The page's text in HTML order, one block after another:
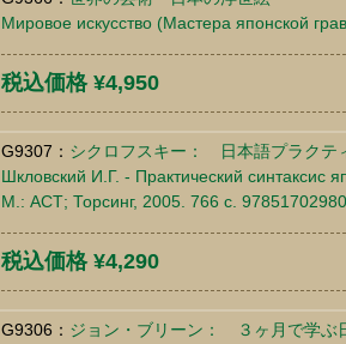
Мировое искусство (Мастера японской
税込価格 ¥4,950
G9307： シクロフスキー： 日本語プラクテ
Шкловский И.Г. - Практический синтаксис
М.: АСТ; Торсинг, 2005. 766 c.
税込価格 ¥4,290
G9306： ジョン・ブリーン： ３ヶ月で学ぶ